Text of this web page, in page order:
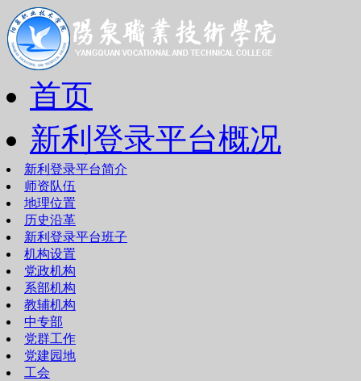
首页
新利登录平台概况
新利登录平台简介
师资队伍
地理位置
历史沿革
新利登录平台班子
机构设置
党政机构
系部机构
教辅机构
中专部
党群工作
党建园地
工会